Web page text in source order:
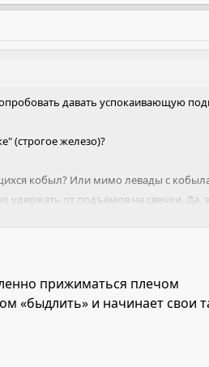
давать успокаивающую
(строгое железо)?
кобыл? Или мимо левады с
удержать от подъёмов на свечки. Да,
решение.прижиматься плечом
«быдлить» и начинает свои